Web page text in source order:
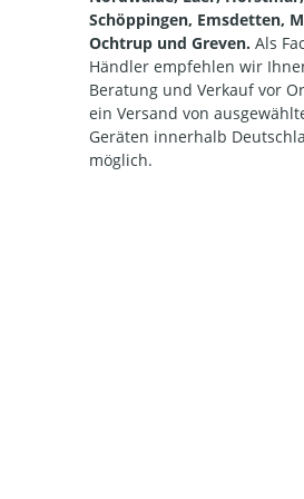
Schöppingen, Emsdetten,
Ochtrup und Greven. Als
Händler empfehlen wir
Beratung und Verkauf vor
ein Versand von
Geräten innerhalb
möglich.